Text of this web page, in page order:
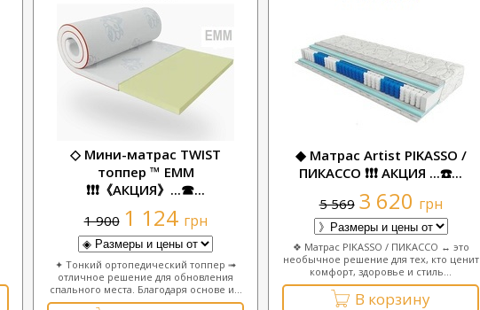
◇ Мини-матрас TWIST
топпер ™ ЕММ
❗❗❗《АКЦИЯ》...☎...
1 900 1 124 грн
✦ Тонкий ортопедический топпер ➟
отличное решение для обновления
спального места. Благодаря основе и...
◆ Матрас Artist PIKASSO /
ПИКАССО ❗❗❗ АКЦИЯ ...☎️...
5 569 3 620 грн
❖ Матрас PIKASSO / ПИКАССО ↔ это
необычное решение для тех, кто ценит
комфорт, здоровье и стиль...
В корзину